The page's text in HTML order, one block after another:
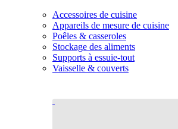
Accessoires de cuisine
Appareils de mesure de cuisine
Poêles & casseroles
Stockage des aliments
Supports à essuie-tout
Vaisselle & couverts